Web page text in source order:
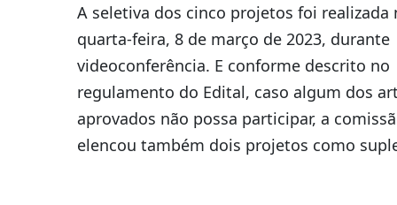
A seletiva dos cinco projetos foi realizada
quarta-feira, 8 de março de 2023, durante
videoconferência. E conforme descrito no
regulamento do Edital, caso algum dos
aprovados não possa participar, a
elencou também dois projetos como